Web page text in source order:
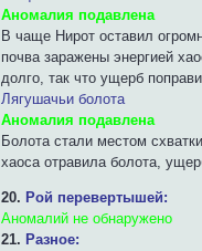
Аномалия подавлена
В чаще Нирот оставил
почва заражены энергией
долго, так что ущерб
Лягушачьи болота
Аномалия подавлена
Болота стали местом
хаоса отравила болота,
20. Рой перевертышей:
Аномалий не обнаружено
21. Разное: